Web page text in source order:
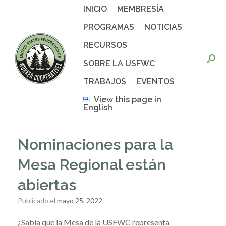
INICIO
MEMBRESÍA
PROGRAMAS
NOTICIAS
RECURSOS
SOBRE LA USFWC
TRABAJOS
EVENTOS
View this page in
English
Nominaciones para la
Mesa Regional están
abiertas
Publicado el mayo 25, 2022
¿Sabía que la Mesa de la USFWC representa